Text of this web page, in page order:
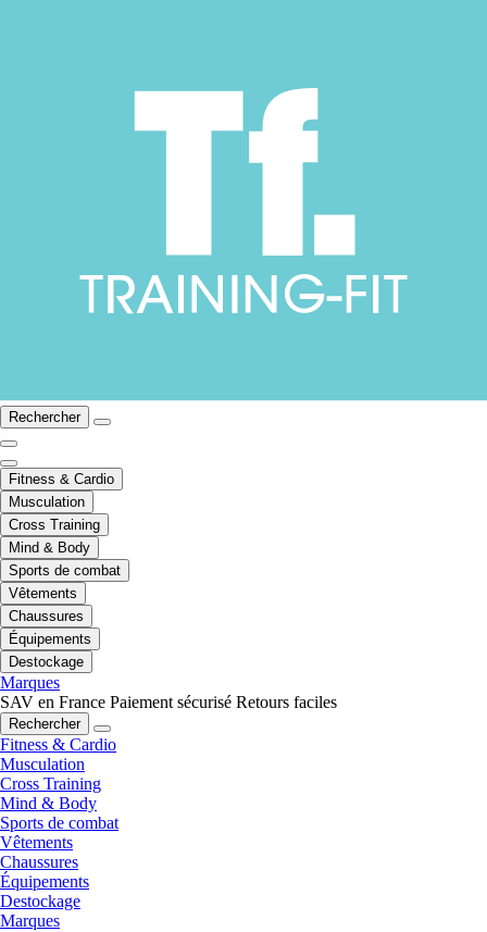
Rechercher
Fitness & Cardio
Musculation
Cross Training
Mind & Body
Sports de combat
Vêtements
Chaussures
Équipements
Destockage
Marques
SAV en France Paiement sécurisé Retours faciles
Rechercher
Fitness & Cardio
Musculation
Cross Training
Mind & Body
Sports de combat
Vêtements
Chaussures
Équipements
Destockage
Marques